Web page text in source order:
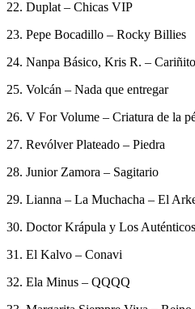
22. Duplat – Chicas VIP
23. Pepe Bocadillo – Rocky Billies
24. Nanpa Básico, Kris R. –
25. Volcán – Nada que entregar
26. V For Volume – Criatura de la
27. Revólver Plateado – Piedra
28. Junior Zamora – Sagitario
29. Lianna – La Muchacha – El
30. Doctor Krápula y Los
31. El Kalvo – Conavi
32. Ela Minus – QQQQ